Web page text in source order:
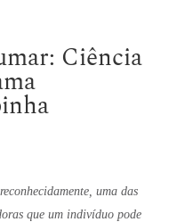
Ciência
uma das
que um indivíduo pode